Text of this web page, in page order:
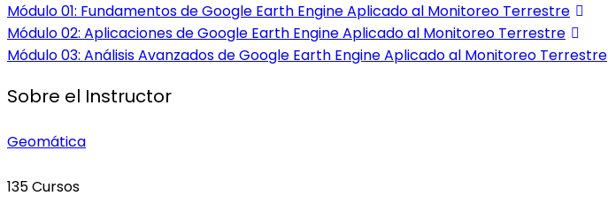
Módulo 01: Fundamentos de Google Earth Engine Aplicado al Monitoreo Terrestre
Módulo 02: Aplicaciones de Google Earth Engine Aplicado al Monitoreo Terrestre
Módulo 03: Análisis Avanzados de Google Earth Engine Aplicado al Monitoreo Terrestre
Sobre el Instructor
Geomática
135 Cursos